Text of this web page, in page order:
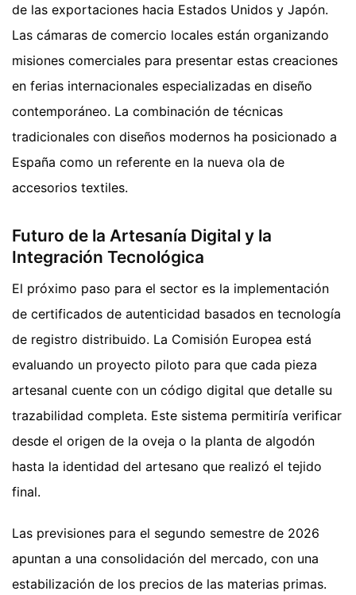
de las exportaciones hacia Estados Unidos y Japón.
Las cámaras de comercio locales están organizando
misiones comerciales para presentar estas creaciones
en ferias internacionales especializadas en diseño
contemporáneo. La combinación de técnicas
tradicionales con diseños modernos ha posicionado a
España como un referente en la nueva ola de
accesorios textiles.
Futuro de la Artesanía Digital y la
Integración Tecnológica
El próximo paso para el sector es la implementación
de certificados de autenticidad basados en tecnología
de registro distribuido. La Comisión Europea está
evaluando un proyecto piloto para que cada pieza
artesanal cuente con un código digital que detalle su
trazabilidad completa. Este sistema permitiría verificar
desde el origen de la oveja o la planta de algodón
hasta la identidad del artesano que realizó el tejido
final.
Las previsiones para el segundo semestre de 2026
apuntan a una consolidación del mercado, con una
estabilización de los precios de las materias primas.